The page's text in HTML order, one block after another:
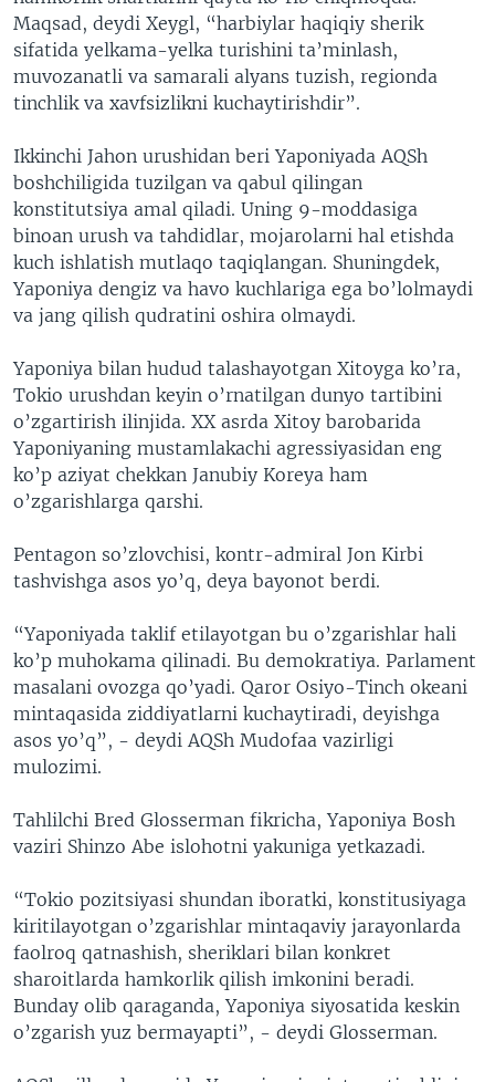
Maqsad, deydi Xeygl, “harbiylar haqiqiy sherik
sifatida yelkama-yelka turishini ta’minlash,
muvozanatli va samarali alyans tuzish, regionda
tinchlik va xavfsizlikni kuchaytirishdir”.
Ikkinchi Jahon urushidan beri Yaponiyada AQSh
boshchiligida tuzilgan va qabul qilingan
konstitutsiya amal qiladi. Uning 9-moddasiga
binoan urush va tahdidlar, mojarolarni hal etishda
kuch ishlatish mutlaqo taqiqlangan. Shuningdek,
Yaponiya dengiz va havo kuchlariga ega bo’lolmaydi
va jang qilish qudratini oshira olmaydi.
Yaponiya bilan hudud talashayotgan Xitoyga ko’ra,
Tokio urushdan keyin o’rnatilgan dunyo tartibini
o’zgartirish ilinjida. XX asrda Xitoy barobarida
Yaponiyaning mustamlakachi agressiyasidan eng
ko’p aziyat chekkan Janubiy Koreya ham
o’zgarishlarga qarshi.
Pentagon so’zlovchisi, kontr-admiral Jon Kirbi
tashvishga asos yo’q, deya bayonot berdi.
“Yaponiyada taklif etilayotgan bu o’zgarishlar hali
ko’p muhokama qilinadi. Bu demokratiya. Parlament
masalani ovozga qo’yadi. Qaror Osiyo-Tinch okeani
mintaqasida ziddiyatlarni kuchaytiradi, deyishga
asos yo’q”, - deydi AQSh Mudofaa vazirligi
mulozimi.
Tahlilchi Bred Glosserman fikricha, Yaponiya Bosh
vaziri Shinzo Abe islohotni yakuniga yetkazadi.
“Tokio pozitsiyasi shundan iboratki, konstitusiyaga
kiritilayotgan o’zgarishlar mintaqaviy jarayonlarda
faolroq qatnashish, sheriklari bilan konkret
sharoitlarda hamkorlik qilish imkonini beradi.
Bunday olib qaraganda, Yaponiya siyosatida keskin
o’zgarish yuz bermayapti”, - deydi Glosserman.